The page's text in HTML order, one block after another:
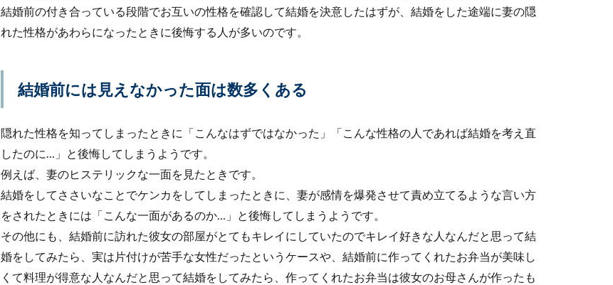
夫婦関係の修復【浮気の場合】崩れた夫婦仲を取り戻す方法
し、心から反省し...
結婚前の付き合っている段階でお互いの性格を確認して結婚を決意したはずが、結婚をした途端に妻の隠
れた性格があわらになったときに後悔する人が多いのです。
結婚前には見えなかった面は数多くある
隠れた性格を知ってしまったときに「こんなはずではなかった」「こんな性格の人であれば結婚を考え直
したのに…」と後悔してしまうようです。
例えば、妻のヒステリックな一面を見たときです。
結婚をしてささいなことでケンカをしてしまったときに、妻が感情を爆発させて責め立てるような言い方
をされたときには「こんな一面があるのか…」と後悔してしまうようです。
その他にも、結婚前に訪れた彼女の部屋がとてもキレイにしていたのでキレイ好きな人なんだと思って結
婚をしてみたら、実は片付けが苦手な女性だったというケースや、結婚前に作ってくれたお弁当が美味し
くて料理が得意な人なんだと思って結婚をしてみたら、作ってくれたお弁当は彼女のお母さんが作ったも